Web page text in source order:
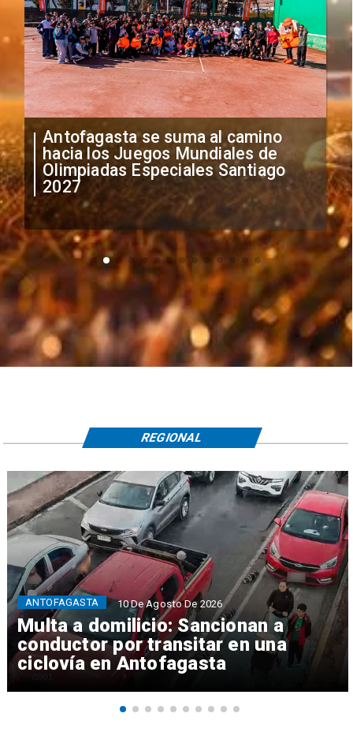
"Falta de profesionalismo": Sifup
anuncia medidas por situación
irregular de futbolistas
extranjeros
Multa a domilicio: Sancionan a
conductor por transitar en una
ciclovía en Antofagasta
ANTOFAGASTA 10 De Agosto De 2026
REGIONAL